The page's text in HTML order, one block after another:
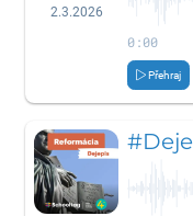
2.3.2026
0:00
Přehraj